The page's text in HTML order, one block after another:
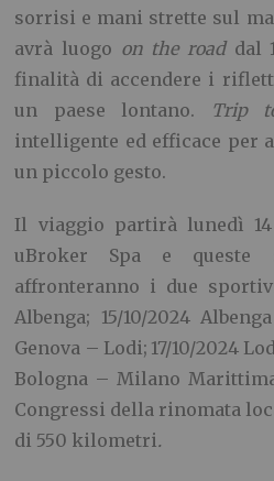
sorrisi e mani strette sul
avrà luogo on the roaddal
finalità di accendere i
un paese lontano.
Trip
intelligente ed efficace per
un piccolo gesto.
Il viaggio partirà lunedì
uBroker Spa e
affronteranno i due
Albenga; 15/10/2024
Genova – Lodi; 17/10/2024
Bologna – Milano
Congressi della rinomata
di 550 kilometri.